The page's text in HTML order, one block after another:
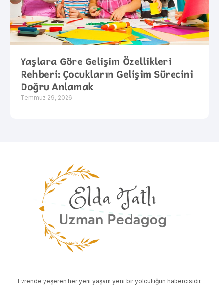
Yaşlara Göre Gelişim Özellikleri
Rehberi: Çocukların Gelişim Sürecini
Doğru Anlamak
Temmuz 29, 2026
Evrende yeşeren her yeni yaşam yeni bir yolculuğun habercisidir.